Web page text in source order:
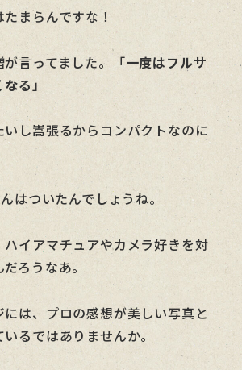
まらんですな！
言ってました。「一度はフルサ
る 」
いし嵩張るからコンパクトなのに
はついたんでしょうね。
ハイアマチュアやカメラ好きを対
ろうなあ。
は、プロの感想が美しい写真と
るではありませんか。